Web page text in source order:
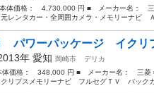
体価格： 4,730,000 円 ■ メーカー名：
ンタカー・全周囲カメラ・メモリーナビ
パワーパッケージ イクリ
年 愛知 岡崎市
デリカ
価格： 348,000 円 ■ メーカー名： 三
プスメモリーナビ フルセグＴＶ バック